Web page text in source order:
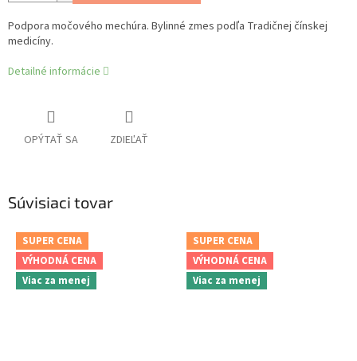
Podpora močového mechúra. Bylinné zmes podľa Tradičnej čínskej
medicíny.
Detailné informácie
OPÝTAŤ SA ZDIEĽAŤ
Súvisiaci tovar
SUPER CENA
VÝHODNÁ CENA
Viac za menej
SUPER CENA
VÝHODNÁ CENA
Viac za menej